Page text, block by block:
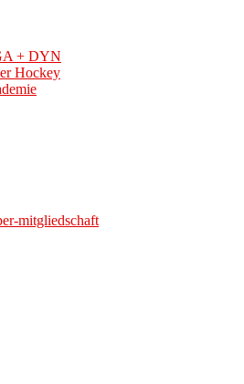
+ DYN
Hockey
mitgliedschaft